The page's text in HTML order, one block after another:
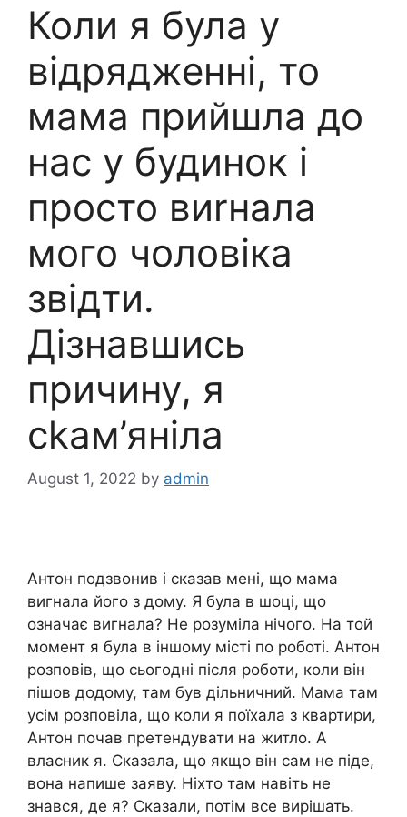
Коли я була у
відрядженні, то
мама прийшла до
нас у будинок і
просто виrнала
мого чоловіка
звідти.
Дізнавшись
причину, я
сkам’яніла
August 1, 2022 by admin
Антон подзвонив і сказав мені, що мама
вигнала його з дому. Я була в шоці, що
означає вигнала? Не розуміла нічого. На той
момент я була в іншому місті по роботі. Антон
розповів, що сьогодні після роботи, коли він
пішов додому, там був дільничний. Мама там
усім розповіла, що коли я поїхала з квартири,
Антон почав претендувати на житло. А
власник я. Сказала, що якщо він сам не піде,
вона напише заяву. Ніхто там навіть не
знався, де я? Сказали, потім все вирішать.